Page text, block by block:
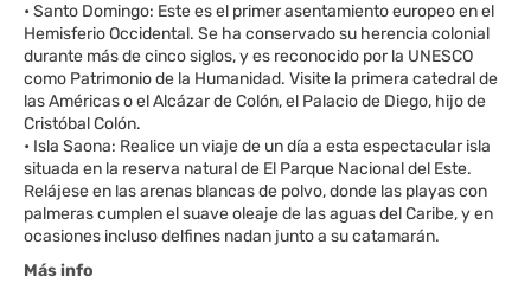
• Santo Domingo: Este es el primer asentamiento europeo en el
Hemisferio Occidental. Se ha conservado su herencia colonial
durante más de cinco siglos, y es reconocido por la UNESCO
como Patrimonio de la Humanidad. Visite la primera catedral de
las Américas o el Alcázar de Colón, el Palacio de Diego, hijo de
Cristóbal Colón.
• Isla Saona: Realice un viaje de un día a esta espectacular isla
situada en la reserva natural de El Parque Nacional del Este.
Relájese en las arenas blancas de polvo, donde las playas con
palmeras cumplen el suave oleaje de las aguas del Caribe, y en
Más info